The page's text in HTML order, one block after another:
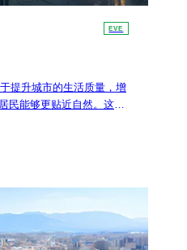
EVE
提升城市的生活质量，增
民能够更贴近自然。这一